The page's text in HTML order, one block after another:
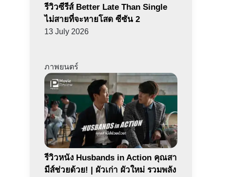
รีวิวซีรีส์ Better Late Than Single
ไม่สายที่จะหายโสด ซีซัน 2
13 July 2026
ภาพยนตร์
รีวิวหนัง Husbands in Action คุณสา
มีส์ช่วยด้วย! | ผัวเก่า ผัวใหม่ รวมพลัง